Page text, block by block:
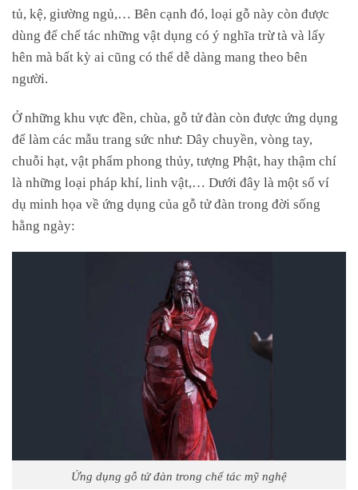
tủ, kệ, giường ngủ,… Bên cạnh đó, loại gỗ này còn được
dùng để chế tác những vật dụng có ý nghĩa trừ tà và lấy
hên mà bất kỳ ai cũng có thể dễ dàng mang theo bên
người.
Ở những khu vực đền, chùa, gỗ tử đàn còn được ứng dụng
để làm các mẫu trang sức như: Dây chuyền, vòng tay,
chuỗi hạt, vật phẩm phong thủy, tượng Phật, hay thậm chí
là những loại pháp khí, linh vật,… Dưới đây là một số ví
dụ minh họa về ứng dụng của gỗ tử đàn trong đời sống
hằng ngày:
Ứng dụng gỗ tử đàn trong chế tác mỹ nghệ